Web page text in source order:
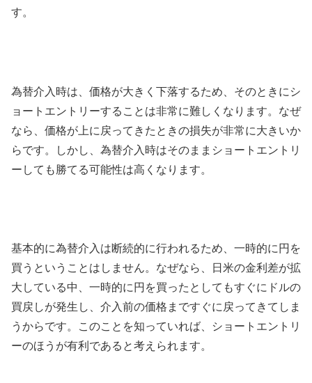
す。
為替介入時は、価格が大きく下落するため、そのときにシ
ョートエントリーすることは非常に難しくなります。なぜ
なら、価格が上に戻ってきたときの損失が非常に大きいか
らです。しかし、為替介入時はそのままショートエントリ
ーしても勝てる可能性は高くなります。
基本的に為替介入は断続的に行われるため、一時的に円を
買うということはしません。なぜなら、日米の金利差が拡
大している中、一時的に円を買ったとしてもすぐにドルの
買戻しが発生し、介入前の価格まですぐに戻ってきてしま
うからです。このことを知っていれば、ショートエントリ
ーのほうが有利であると考えられます。